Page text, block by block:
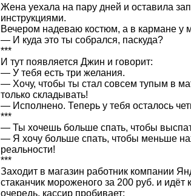
Жена уехала на пару дней и оставила
инструкциями.
Вечером надеваю костюм, а в кармане у
— И куда это ты собрался, паскуда?
***
И тут появляется Джин и говорит:
— У тебя есть три желания.
— Хочу, чтобы ты стал совсем тупым в
только складывать!
— Исполнено. Теперь у тебя осталось
***
— Ты хочешь больше спать, чтобы
— Я хочу больше спать, чтобы меньше
реальности!
***
Заходит в магазин работник компании
стаканчик мороженого за 200 руб. и идёт
очередь, кассир пробивает: